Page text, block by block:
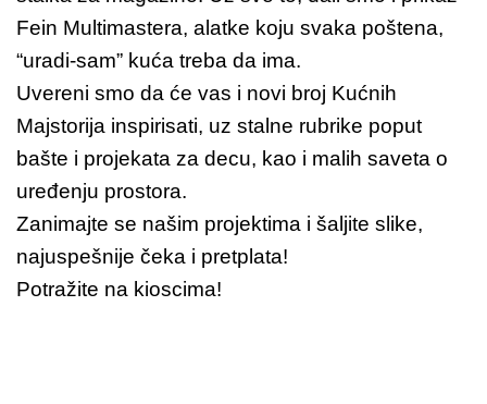
Fein Multimastera, alatke koju svaka poštena,
“uradi-sam” kuća treba da ima.
Uvereni smo da će vas i novi broj Kućnih
Majstorija inspirisati, uz stalne rubrike poput
bašte i projekata za decu, kao i malih saveta o
uređenju prostora.
Zanimajte se našim projektima i šaljite slike,
najuspešnije čeka i pretplata!
Potražite na kioscima!